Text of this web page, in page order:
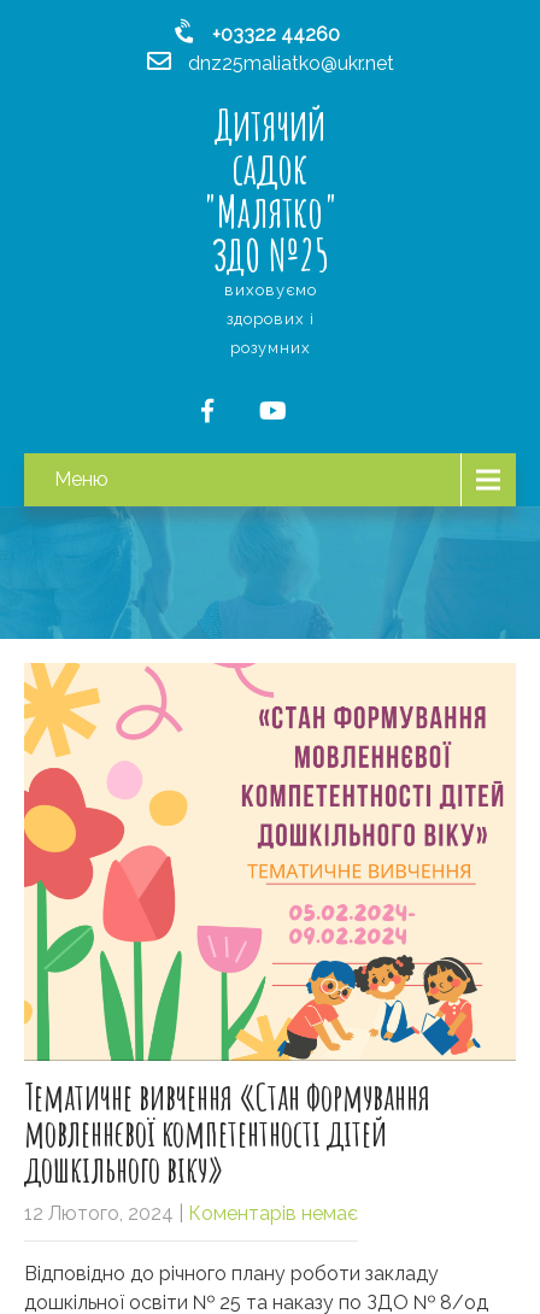
+03322 44260
dnz25maliatko@ukr.net
Дитячий
садок
"Малятко"
ЗДО №25
виховуємо
здорових і
розумних
Меню
Тематичне вивчення «Стан формування
мовленнєвої компетентності дітей
дошкільного віку»
12 Лютого, 2024 Коментарів немає
Відповідно до річного плану роботи закладу
дошкільної освіти № 25 та наказу по ЗДО № 8/од